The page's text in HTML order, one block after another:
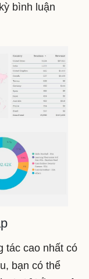
bình luận
tác cao nhất có
bạn có thể